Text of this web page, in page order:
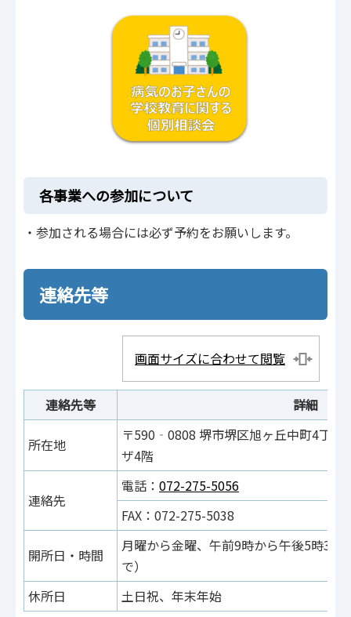
各事業への参加について
・参加される場合には必ず予約をお願いします。
連絡先等
画面サイズに合わせて閲覧
連絡先等 詳細
所在地
〒590‐0808 堺市堺区旭ヶ丘中町4丁3
ザ4階
連絡先
電話： 072-275-5056
FAX：072-275-5038
開所日・時間
月曜から金曜、午前9時から午後5時30
で）
休所日
土日祝、年末年始